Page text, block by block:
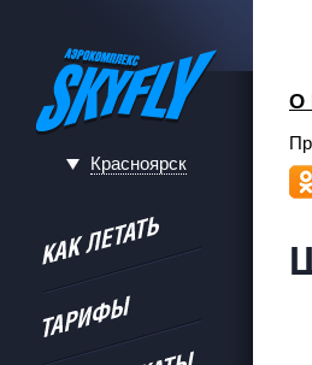
Красноярск
О